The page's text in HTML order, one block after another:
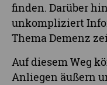
finden. Darüber
unkompliziert
Thema Demenz
Auf diesem Weg
Anliegen äußern